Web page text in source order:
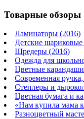
Товарные обзоры
Ламинаторы (2016)
Детские шариковые
Шредеры (2016)
Одежда для
Цветные
Современная ручка,
Степлеры и
Цветная бумага и
«Нам купила мама
Разноцветный